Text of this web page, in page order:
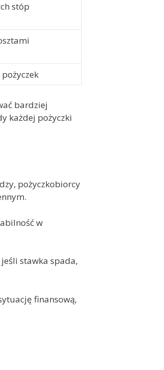
stóp
bardziej
każdej pożyczki
pożyczkobiorcy
w
stawka spada,
finansową,